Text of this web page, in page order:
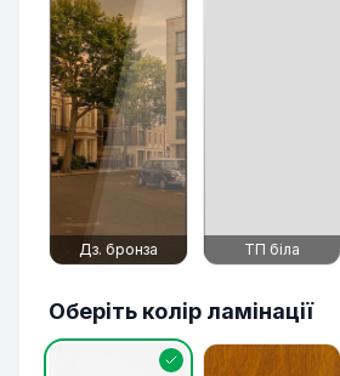
Дз. бронза ТП біла
Оберіть колір ламінації